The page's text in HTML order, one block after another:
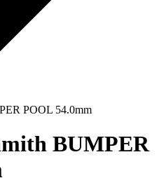
POOL 54.0mm
BUMPER